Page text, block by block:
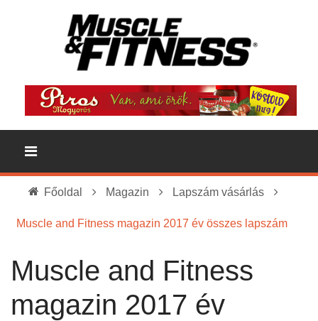
Főoldal Magazin Lapszám vásárlás
Muscle and Fitness magazin 2017 év összes lapszám
Muscle and Fitness
magazin 2017 év